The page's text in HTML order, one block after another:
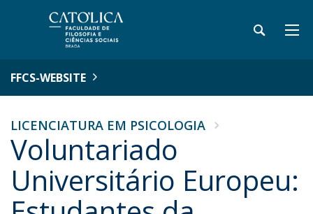
FFCS-WEBSITE
LICENCIATURA EM PSICOLOGIA
Voluntariado
Universitário Europeu: